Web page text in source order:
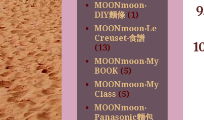
MOONmoon‧
DIY麵條 (1)
MOONmoon‧Le
Creuset‧食譜
(13)
MOONmoon‧My
BOOK (5)
MOONmoon‧My
Class (5)
MOONmoon‧
Panasonic麵包